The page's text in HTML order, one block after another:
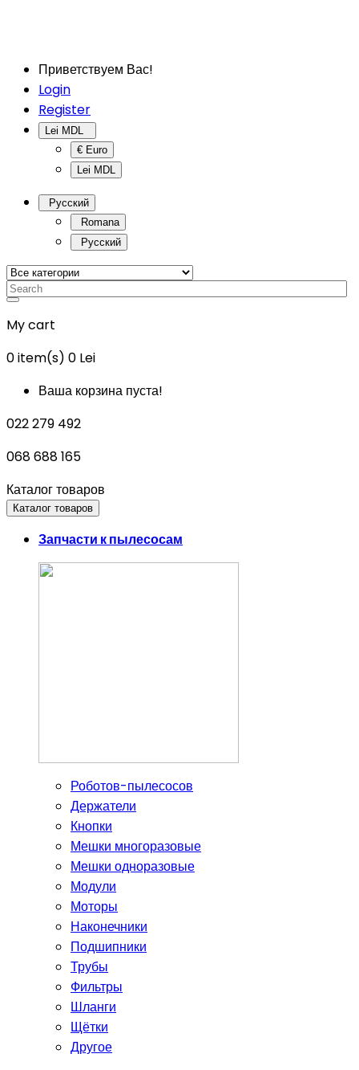
Приветствуем Вас!
Login
Register
€ Euro
Lei MDL
Русский
Romana
Русский
My cart
0item(s) 0 Lei
Ваша корзина пуста!
022 279 492
068 688 165
Каталог товаров
Каталог товаров
Запчасти к пылесосам
Роботов-пылесосов
Держатели
Кнопки
Мешки многоразовые
Мешки одноразовые
Модули
Моторы
Наконечники
Подшипники
Трубы
Фильтры
Шланги
Щётки
Другое